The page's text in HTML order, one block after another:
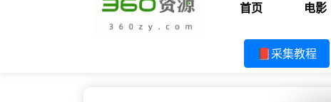
首页 电影
📕采集教程